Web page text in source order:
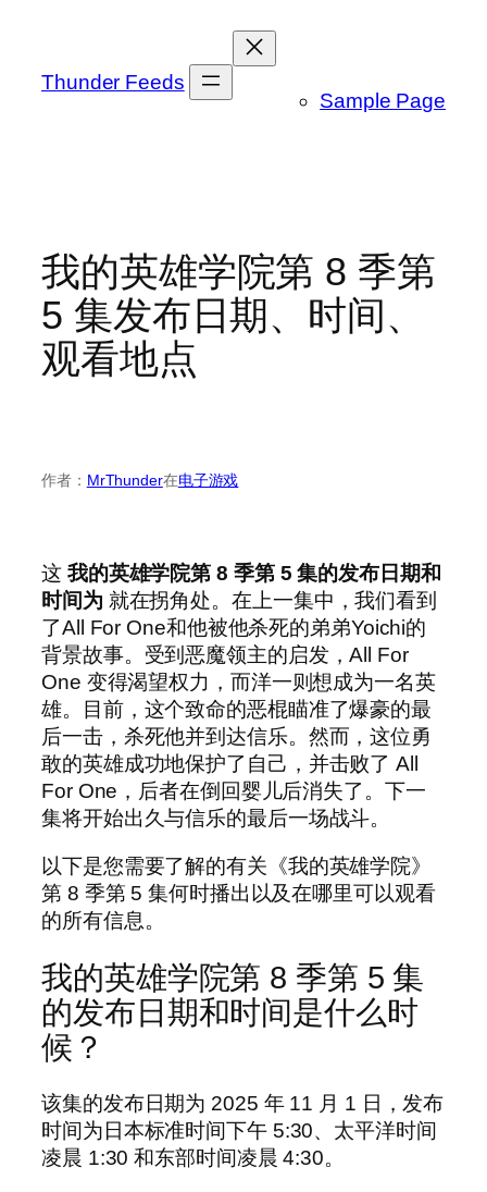
Thunder Feeds
Sample Page
我的英雄学院第 8 季第
5 集发布日期、时间、
观看地点
作者： MrThunder在电子游戏
这 我的英雄学院第 8 季第 5 集的发布日期和
时间为 就在拐角处。在上一集中，我们看到
了All For One和他被他杀死的弟弟Yoichi的
背景故事。受到恶魔领主的启发，All For
One 变得渴望权力，而洋一则想成为一名英
雄。目前，这个致命的恶棍瞄准了爆豪的最
后一击，杀死他并到达信乐。然而，这位勇
敢的英雄成功地保护了自己，并击败了 All
For One，后者在倒回婴儿后消失了。下一
集将开始出久与信乐的最后一场战斗。
以下是您需要了解的有关《我的英雄学院》
第 8 季第 5 集何时播出以及在哪里可以观看
的所有信息。
我的英雄学院第 8 季第 5 集
的发布日期和时间是什么时
候？
该集的发布日期为 2025 年 11 月 1 日，发布
时间为日本标准时间下午 5:30、太平洋时间
凌晨 1:30 和东部时间凌晨 4:30。